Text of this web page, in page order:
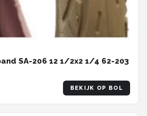
SA-206 12 1/2x2 1/4 62-203
BEKIJK OP BOL